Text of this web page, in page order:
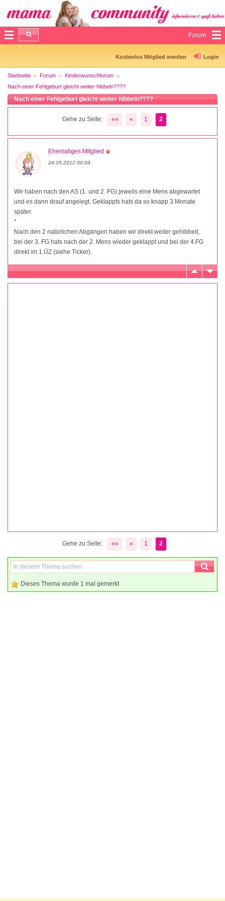
Forum
Kostenlos Mitglied werden Login
Startseite Forum
Kinderwunschforum
Nach einer Fehlgeburt gleicht weiter hibbeln????
Nach einer Fehlgeburt gleicht weiter hibbeln????
Gehe zu Seite: «« « 1 2
Ehemaliges Mitglied
24.05.2012 00:04
Wir haben nach den AS (1. und 2. FG) jeweils eine Mens abgewartet
und es dann drauf angelegt. Geklappts hats da so knapp 3 Monate
später.
*
Nach den 2 natürlichen Abgängen haben wir direkt weiter gehibbelt,
bei der 3. FG hats nach der 2. Mens wieder geklappt und bei der 4.FG
direkt im 1.ÜZ (siehe Ticker).
Gehe zu Seite: «« « 1 2
Dieses Thema wurde 1 mal gemerkt